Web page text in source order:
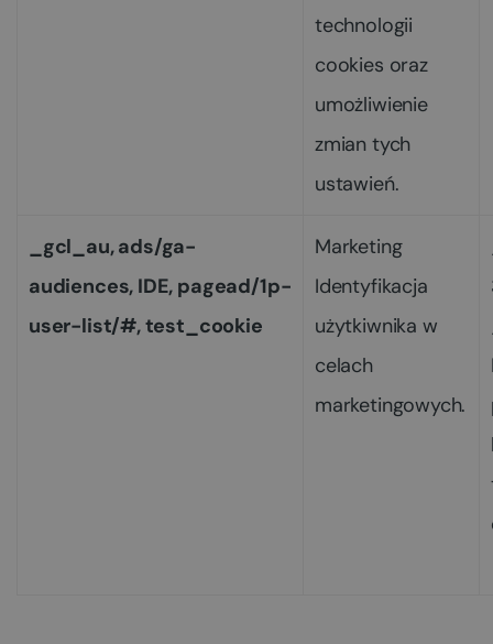
technologii
cookies oraz
umożliwienie
zmian tych
ustawień.
_gcl_au, ads/ga-
audiences, IDE, pagead/1p-
user-list/#, test_cookie
Marketing
Identyfikacja
użytkiwnika w
celach
marketingowych.